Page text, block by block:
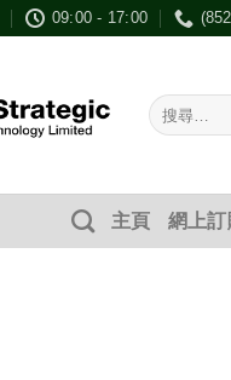
09:00 - 17:00
搜
尋：
主頁 網上訂